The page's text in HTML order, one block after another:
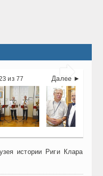

Далее ►
из 77
истории Риги Клара